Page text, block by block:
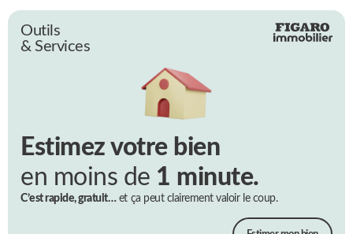
Outils
& Services
Estimez votre bien
en moins de 1 minute.
C’est rapide, gratuit…et ça peut clairement valoir le coup.